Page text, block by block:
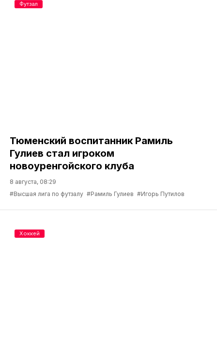
Тюменский воспитанник Рамиль
Гулиев стал игроком
новоуренгойского клуба
8 августа, 08:29
#Высшая лига по футзалу #Рамиль Гулиев #Игорь Путилов
Футзал
Хоккей